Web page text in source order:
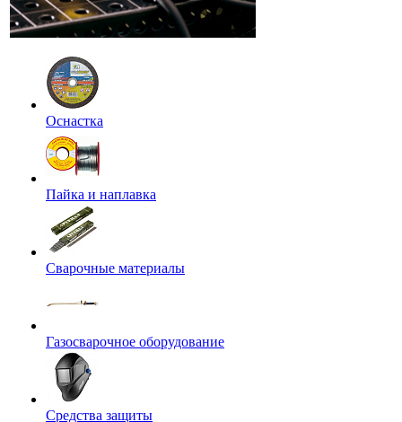
Оснастка
Пайка и наплавка
Сварочные материалы
Газосварочное оборудование
Средства защиты